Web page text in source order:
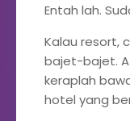
Entah lah.
Kalau resort,
bajet-bajet.
keraplah
hotel yang